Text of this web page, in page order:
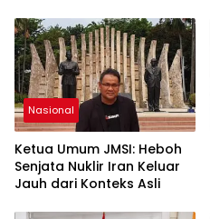
Nasional
Ketua Umum JMSI: Heboh
Senjata Nuklir Iran Keluar
Jauh dari Konteks Asli